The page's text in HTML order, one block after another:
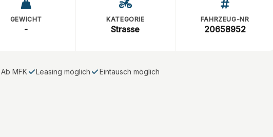
GEWICHT
-
KATEGORIE
Strasse
FAHRZEUG-NR
20658952
Ab MFK Leasing möglich Eintausch möglich